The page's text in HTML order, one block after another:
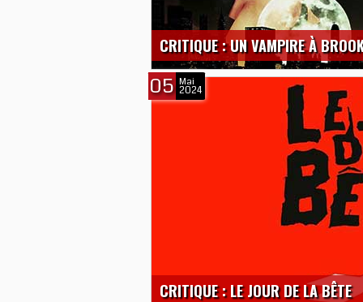
CRITIQUE : UN VAMPIRE À
CRITIQUE : LE JOUR DE LA BÊTE
05 Mai
2024